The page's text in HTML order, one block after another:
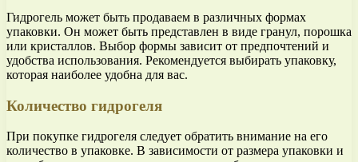
Гидрогель может быть продаваем в различных формах
упаковки. Он может быть представлен в виде гранул, порошка
или кристаллов. Выбор формы зависит от предпочтений и
удобства использования. Рекомендуется выбирать упаковку,
которая наиболее удобна для вас.
Количество гидрогеля
При покупке гидрогеля следует обратить внимание на его
количество в упаковке. В зависимости от размера упаковки и